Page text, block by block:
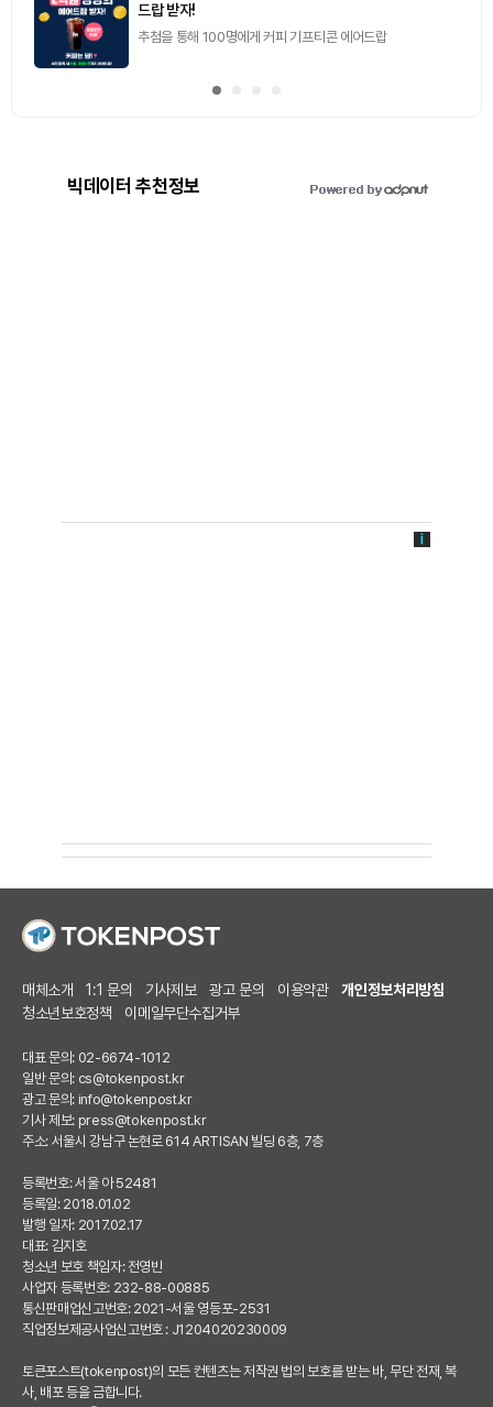
드랍 받자!
추첨을 통해 100명에게 커피 기프티콘 에어드랍
빅데이터 추천정보
매체소개 1:1 문의 기사제보 광고 문의 이용약관
개인정보처리방침
청소년보호정책
이메일무단수집거부
대표 문의: 02-6674-1012
일반 문의: cs@tokenpost.kr
광고 문의: info@tokenpost.kr
기사 제보: press@tokenpost.kr
주소: 서울시 강남구 논현로 614 ARTISAN 빌딩 6층, 7층
등록번호: 서울 아 52481
등록일: 2018.01.02
발행 일자: 2017.02.17
대표: 김지호
청소년 보호 책임자: 전영빈
사업자 등록번호: 232-88-00885
통신판매업신고번호: 2021-서울 영등포-2531
직업정보제공사업신고번호 : J1204020230009
토큰포스트(tokenpost)의 모든 컨텐츠는 저작권 법의 보호를 받는 바, 무단 전재, 복
사, 배포 등을 금합니다.